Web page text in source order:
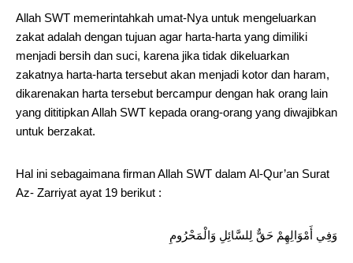
Allah SWT memerintahkah umat-Nya untuk mengeluarkan
zakat adalah dengan tujuan agar harta-harta yang dimiliki
menjadi bersih dan suci, karena jika tidak dikeluarkan
zakatnya harta-harta tersebut akan menjadi kotor dan haram,
dikarenakan harta tersebut bercampur dengan hak orang lain
yang dititipkan Allah SWT kepada orang-orang yang diwajibkan
untuk berzakat.
Hal ini sebagaimana firman Allah SWT dalam Al-Qur’an Surat
Az- Zarriyat ayat 19 berikut :
وَفِي أَمْوَالِهِمْ حَقٌّ لِلسَّائِلِ وَالْمَحْرُومِ